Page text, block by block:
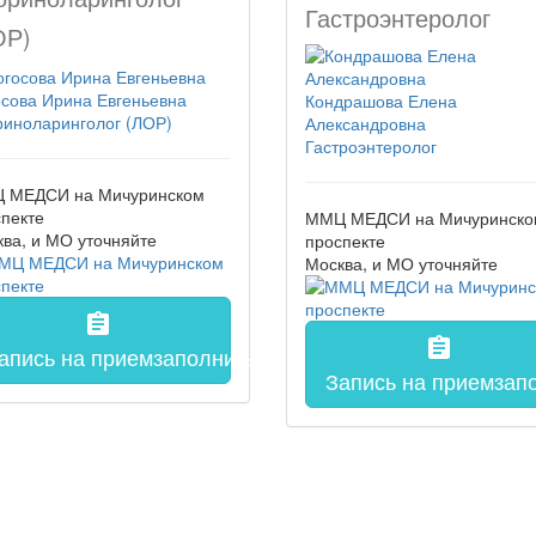
Ирина Евгеньевна
(ЛОР)
на Мичуринском
и МО уточняйте
assignment
на приемзаполнить форму онлайн
Гастроэнтеролог
Кондрашова Елена
Александровна
Гастроэнтеролог
ММЦ МЕДСИ на
проспекте
Москва, и МО уточняйте
assignment
Запись на прием